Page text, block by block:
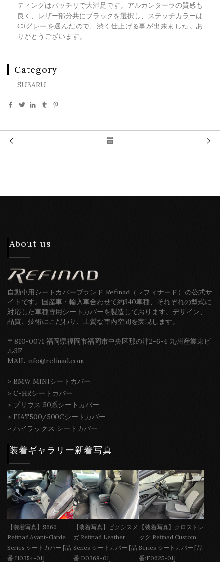
ティングはバッチリで大満足です。アルカンターラの質感も
良く、レザー部分共にブラックを選択し、ステッチカラーは
C3グレーを選んだので、渋く仕上げる事が出来ました。あ
りがとうございます。
Category
SUBARU
About us
自動車用シートカバーブランド Refinad（レフィナード）の公式サ
イトです。国産車・輸入車合わせて約340車種、それぞれの型式に
対応した車種専用シートカバーを製造しております。デザイン、
品質、技術にこだわり、上質な車内空間を実現します。
〒810-0071 福岡県福岡市福岡市中央区那の津2-6-4 九州産業東ビ
ル3F
MAIL info@refinad.com
> BMW MINIシートカバー
> C-HRシートカバー
> プリウス 50系シートカバー
> FIAT500/500Cシートカバー
> ハイラックス シートカバー
装着ギャラリー新着写真
【装着写真】S660
Refinad Avant-Garde
Series シートカバー [品
番:H0354-01]
【装着写真】ピクシスメ
ガ Refinad Leather
Series シートカバー [品
番:D0368-01]
【装着写真】クロストレ
ック Refinad Custom
Series シートカバー [品
番:F0625-01]